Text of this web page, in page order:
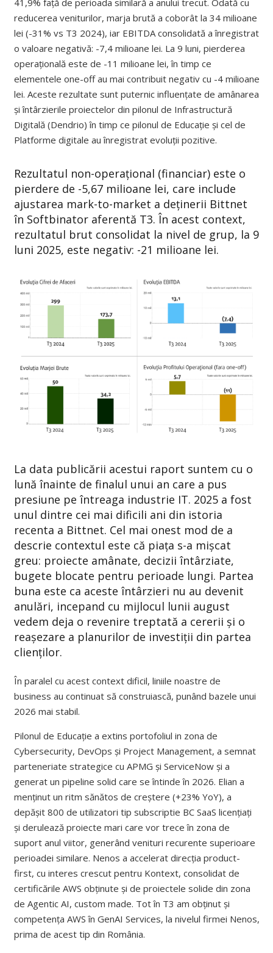
41,9% față de perioada similară a anului trecut. Odată cu
reducerea veniturilor, marja brută a coborât la 34 milioane
lei (-31% vs T3 2024), iar EBITDA consolidată a înregistrat
o valoare negativă: -7,4 milioane lei. La 9 luni, pierderea
operațională este de -11 milioane lei, în timp ce
elementele one-off au mai contribuit negativ cu -4 milioane
lei. Aceste rezultate sunt puternic influențate de amânarea
și întârzierile proiectelor din pilonul de Infrastructură
Digitală (Dendrio) în timp ce pilonul de Educație și cel de
Platforme digitale au înregistrat evoluții pozitive.
Rezultatul non-operațional (financiar) este o
pierdere de -5,67 milioane lei, care include
ajustarea mark-to-market a deținerii Bittnet
în Softbinator aferentă T3. În acest context,
rezultatul brut consolidat la nivel de grup, la 9
luni 2025, este negativ: -21 milioane lei.
La data publicării acestui raport suntem cu o
lună înainte de finalul unui an care a pus
presiune pe întreaga industrie IT. 2025 a fost
unul dintre cei mai dificili ani din istoria
recenta a Bittnet. Cel mai onest mod de a
descrie contextul este că piața s-a mișcat
greu: proiecte amânate, decizii întârziate,
bugete blocate pentru perioade lungi. Partea
buna este ca aceste întârzieri nu au devenit
anulări, incepand cu mijlocul lunii august
vedem deja o revenire treptată a cererii și o
reașezare a planurilor de investiții din partea
clienților.
În paralel cu acest context dificil, liniile noastre de
business au continuat să construiască, punând bazele unui
2026 mai stabil.
Pilonul de Educație a extins portofoliul in zona de
Cybersecurity, DevOps și Project Management, a semnat
parteneriate strategice cu APMG și ServiceNow și a
generat un pipeline solid care se întinde în 2026. Elian a
menținut un ritm sănătos de creștere (+23% YoY), a
depășit 800 de utilizatori tip subscriptie BC SaaS licențiați
și derulează proiecte mari care vor trece în zona de
suport anul viitor, generând venituri recurente superioare
perioadei similare. Nenos a accelerat direcția product-
first, cu interes crescut pentru Kontext, consolidat de
certificările AWS obținute și de proiectele solide din zona
de Agentic AI, custom made. Tot în T3 am obținut și
competența AWS în GenAI Services, la nivelul firmei Nenos,
prima de acest tip din România.